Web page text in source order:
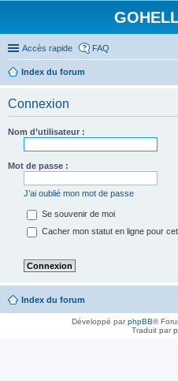
Accès rapide FAQ
Index du forum
Connexion
Nom d’utilisateur :
Mot de passe :
J’ai oublié mon mot de passe
Se souvenir de moi
Cacher mon statut en ligne pour
Index du forum
Développé parphpBB®
Traduit par